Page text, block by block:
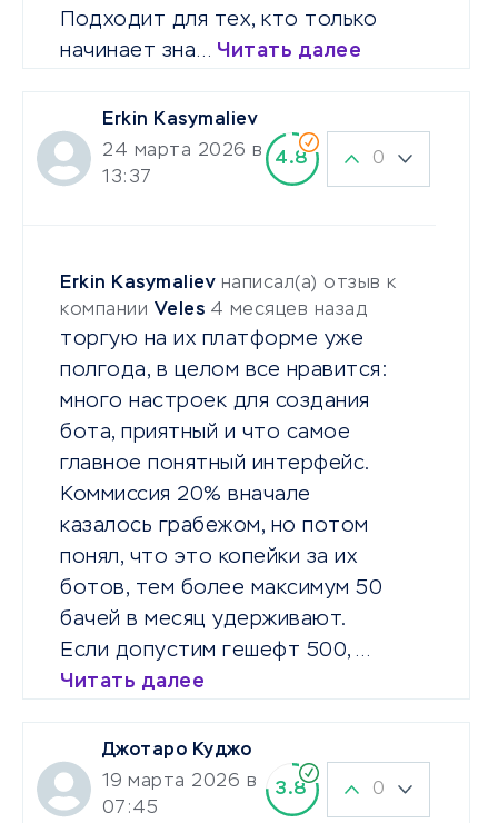
Подходит для тех, кто только
начинает зна… Читать далее
Erkin Kasymaliev
24 марта 2026 в
13:37
4.8 0
Erkin Kasymalievнаписал(а) отзыв к
компании Veles 4 месяцев назад
торгую на их платформе уже
полгода, в целом все нравится:
много настроек для создания
бота, приятный и что самое
главное понятный интерфейс.
Коммиссия 20% вначале
казалось грабежом, но потом
понял, что это копейки за их
ботов, тем более максимум 50
бачей в месяц удерживают.
Если допустим гешефт 500,…
Читать далее
Джотаро Куджо
19 марта 2026 в
07:45
3.8 0